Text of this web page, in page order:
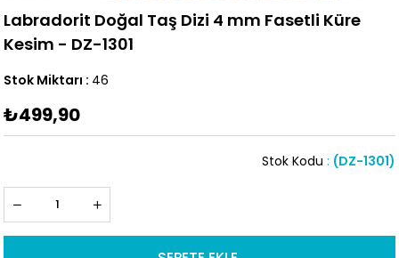
Labradorit Doğal Taş Dizi 4 mm Fasetli Küre
Kesim - DZ-1301
Stok Miktarı : 46
₺499,90
(DZ-1301)
Stok Kodu